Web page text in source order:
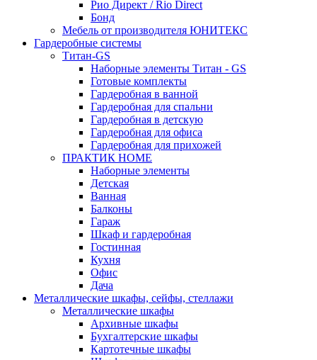
Рио Директ / Rio Direct
Бонд
Мебель от производителя ЮНИТЕКС
Гардеробные системы
Титан-GS
Наборные элементы Титан - GS
Готовые комплекты
Гардеробная в ванной
Гардеробная для спальни
Гардеробная в детскую
Гардеробная для офиса
Гардеробная для прихожей
ПРАКТИК HOME
Наборные элементы
Детская
Ванная
Балконы
Гараж
Шкаф и гардеробная
Гостинная
Кухня
Офис
Дача
Металлические шкафы, сейфы, стеллажи
Металлические шкафы
Архивные шкафы
Бухгалтерские шкафы
Картотечные шкафы